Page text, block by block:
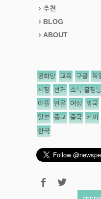
추천
BLOG
ABOUT
공화당 교육 구글 독
서평 선거 소득 불평등
애플 언론 여성 영국
일본 종교 중국 커피
한국